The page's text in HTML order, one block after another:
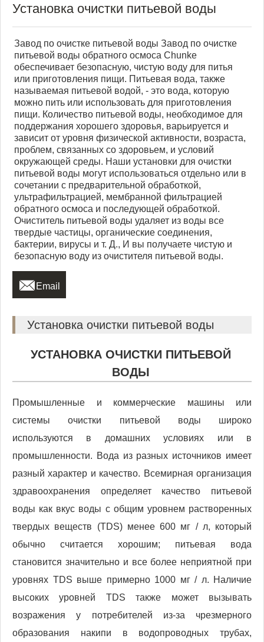
Установка очистки питьевой воды
Завод по очистке питьевой воды Завод по очистке
питьевой воды обратного осмоса Chunke
обеспечивает безопасную, чистую воду для питья
или приготовления пищи. Питьевая вода, также
называемая питьевой водой, - это вода, которую
можно пить или использовать для приготовления
пищи. Количество питьевой воды, необходимое для
поддержания хорошего здоровья, варьируется и
зависит от уровня физической активности, возраста,
проблем, связанных со здоровьем, и условий
окружающей среды. Наши установки для очистки
питьевой воды могут использоваться отдельно или в
сочетании с предварительной обработкой,
ультрафильтрацией, мембранной фильтрацией
обратного осмоса и последующей обработкой.
Очиститель питьевой воды удаляет из воды все
твердые частицы, органические соединения,
бактерии, вирусы и т. Д., И вы получаете чистую и
безопасную воду из очистителя питьевой воды.
 Email
Установка очистки питьевой воды
УСТАНОВКА ОЧИСТКИ ПИТЬЕВОЙ
ВОДЫ
Промышленные и коммерческие машины или
системы очистки питьевой воды широко
используются в домашних условиях или в
промышленности. Вода из разных источников имеет
разный характер и качество. Всемирная организация
здравоохранения определяет качество питьевой
воды как вкус воды с общим уровнем растворенных
твердых веществ (TDS) менее 600 мг / л, который
обычно считается хорошим; питьевая вода
становится значительно и все более неприятной при
уровнях TDS выше примерно 1000 мг / л. Наличие
высоких уровней TDS также может вызывать
возражения у потребителей из-за чрезмерного
образования накипи в водопроводных трубах,